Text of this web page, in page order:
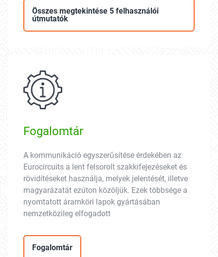
Összes megtekintése 5 felhasználói
útmutatók
Fogalomtár
A kommunikáció egyszerűsítése érdekében az
Eurocircuits a lent felsorolt szakkifejezéseket és
rövidítéseket használja, melyek jelentését, illetve
magyarázatát ezúton közöljük. Ezek többsége a
nyomtatott áramköri lapok gyártásában
nemzetközileg elfogadott
Fogalomtár